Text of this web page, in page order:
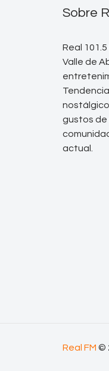
Sobre
Real
Valle de
gustos de
actual.
Real FM ©